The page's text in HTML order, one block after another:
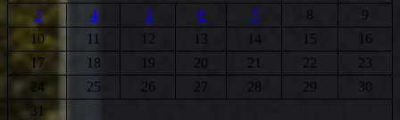
3
4 5 6 7 8
9
10
11 12 13 14 15
16
17
18 19 20 21 22
23
24
25 26 27 28 29
30
31